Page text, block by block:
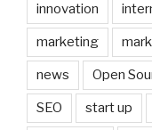
innovation
marketing
news Open
SEO start up